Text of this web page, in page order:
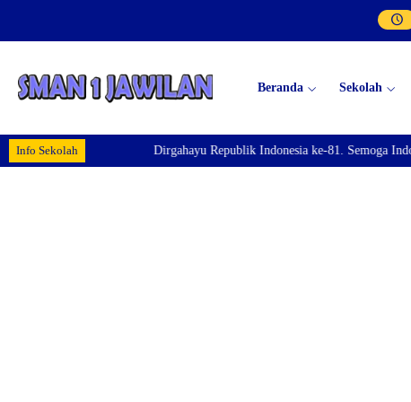
Beranda Sekolah
Info Sekolah Dirgahayu Republik Indonesia ke-81. Semoga